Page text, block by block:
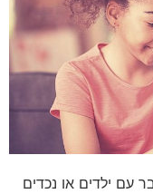
עם ילדים או נכדים